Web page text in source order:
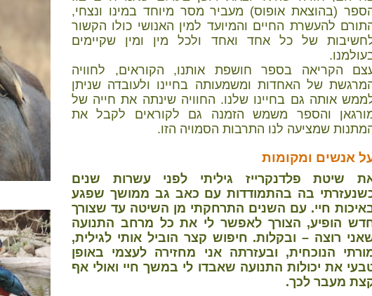
(בהוצאת אופוס) מעביר מסר מיוחד במינו ונצחי,
להעשרת החיים והמיועד למין האנושי כולו הקשור
של כל אחד ואחד ולכל מין ומין שקיימים
הקריאה בספר חושפת אותנו, הקוראים, לחוויה
של האחדות ומשמעותה בחיינו ולעובדה שניתן
אותה גם בחיינו שלנו. החוויה שינתה את חייה של
והספר משמש הזמנה גם לקוראים לקבל את
שמציעה לנו התרבות הסמויה הזו.
אנשים ומקומות
שיטת פלדנקרייז גיליתי לפני עשרות שנים
בה בהתמודדות עם כאב גב ממושך שפגע
חיי. עם השנים התרחקתי מן השיטה עד שצורך
הופיע, הצורך לאפשר לי את כל מרחב התנועה
רוצה – ובקלות. חיפוש קצר הוביל אותי לגילית,
הנוכחית, ובעזרתה אני מחזירה לעצמי באופן
את יכולות התנועה שאבדו לי במשך חיי ואולי אף
מעבר לכך.